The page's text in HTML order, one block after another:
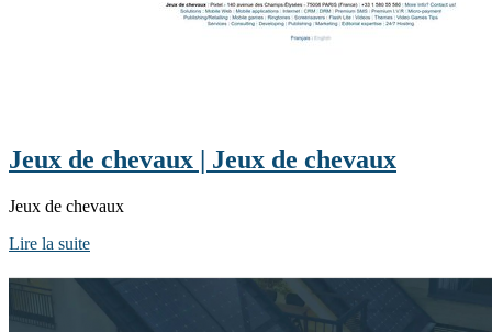
Jeux de chevaux | Jeux de chevaux
Jeux de chevaux
Lire la suite